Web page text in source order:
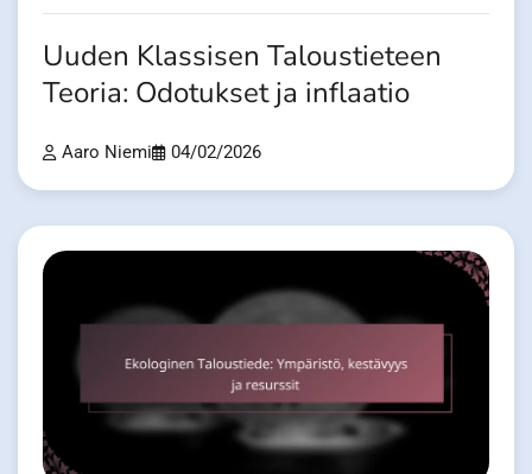
Uuden Klassisen Taloustieteen
Teoria: Odotukset ja inflaatio
Aaro Niemi 04/02/2026